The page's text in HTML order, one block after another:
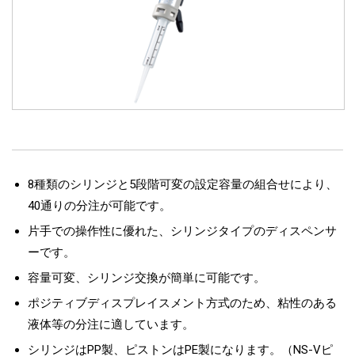
8種類のシリンジと5段階可変の設定容量の組合せにより、
40通りの分注が可能です。
片手での操作性に優れた、シリンジタイプのディスペンサ
ーです。
容量可変、シリンジ交換が簡単に可能です。
ポジティブディスプレイスメント方式のため、粘性のある
液体等の分注に適しています。
シリンジはPP製、ピストンはPE製になります。（NS-Vピ